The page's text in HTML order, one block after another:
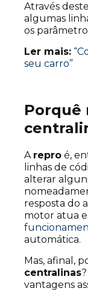
Através
algumas
os
Ler mais:
seu carro”
Porquê
A repro é,
linhas de
alterar
resposta do
motor atua
automática.
Mas, afinal,
centralinas
vantagens